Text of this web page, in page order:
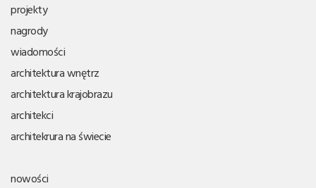
projekty
nagrody
wiadomości
architektura wnętrz
architektura krajobrazu
architekci
architekrura na świecie
nowości